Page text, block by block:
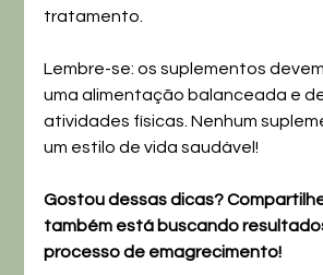
tratamento.
Lembre-se: os suplementos
uma alimentação balanceada e
atividades físicas. Nenhum
um estilo de vida saudável!
Gostou dessas dicas?
também está buscando
processo de emagrecimento!